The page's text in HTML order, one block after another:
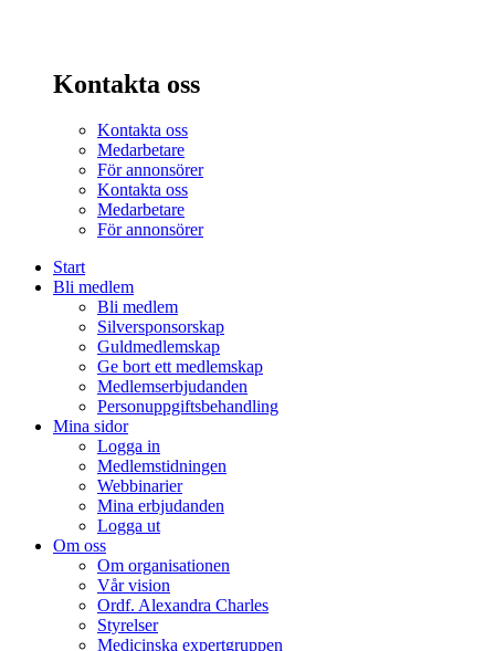
Kontakta oss
Kontakta oss
Medarbetare
För annonsörer
Kontakta oss
Medarbetare
För annonsörer
Start
Bli medlem
Bli medlem
Silversponsorskap
Guldmedlemskap
Ge bort ett medlemskap
Medlemserbjudanden
Personuppgiftsbehandling
Mina sidor
Logga in
Medlemstidningen
Webbinarier
Mina erbjudanden
Logga ut
Om oss
Om organisationen
Vår vision
Ordf. Alexandra Charles
Styrelser
Medicinska expertgruppen